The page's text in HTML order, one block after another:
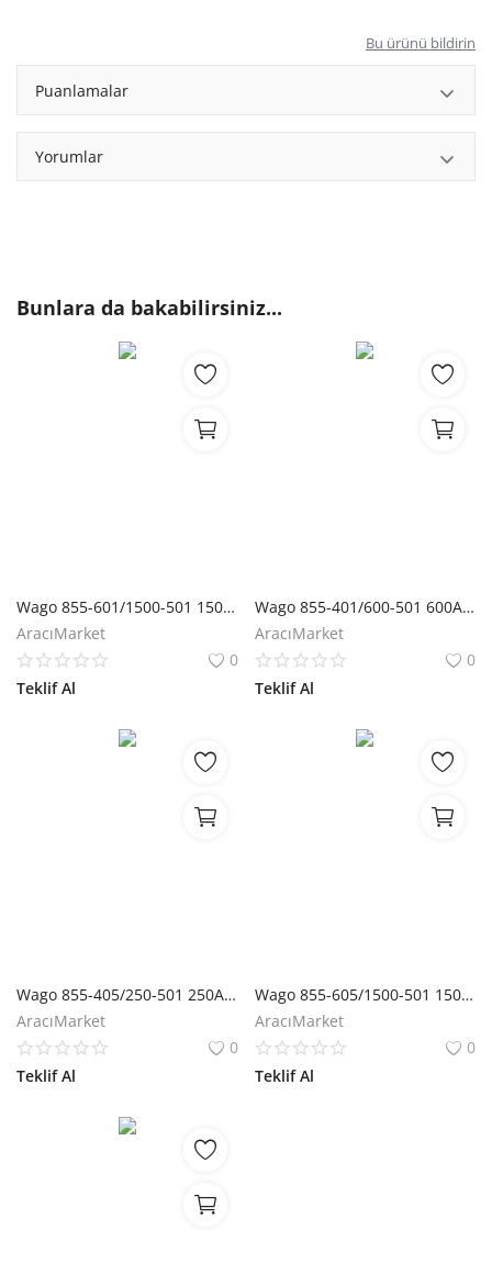
Bu ürünü bildirin
Puanlamalar
Yorumlar
Bunlara da bakabilirsiniz...
Wago 855-601/1500-501 1500A-1A 5VA 1 Akım Trafosu
AracıMarket
0
Teklif Al
Wago 855-401/600-501 600A-1A 5VA 1 Akım Trafosu
AracıMarket
0
Teklif Al
Wago 855-405/250-501 250A-5A 5VA 1 Akım Trafosu
AracıMarket
0
Teklif Al
Wago 855-605/1500-501 1500A-5A 5VA 1 Akım Trafosu
AracıMarket
0
Teklif Al